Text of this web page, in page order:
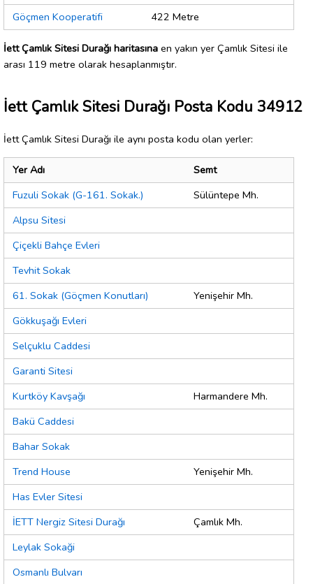
Göçmen Kooperatifi
422 Metre
İett Çamlık Sitesi Durağı haritasına en yakın yer Çamlık Sitesi ile
arası 119 metre olarak hesaplanmıştır.
İett Çamlık Sitesi Durağı Posta Kodu 34912
İett Çamlık Sitesi Durağı ile aynı posta kodu olan yerler:
Yer Adı
Semt
Fuzuli Sokak (G-161. Sokak.)
Sülüntepe Mh.
Alpsu Sitesi
Çiçekli Bahçe Evleri
Tevhit Sokak
61. Sokak (Göçmen Konutları)
Yenişehir Mh.
Gökkuşağı Evleri
Selçuklu Caddesi
Garanti Sitesi
Kurtköy Kavşağı
Harmandere Mh.
Bakü Caddesi
Bahar Sokak
Trend House
Yenişehir Mh.
Has Evler Sitesi
İETT Nergiz Sitesi Durağı
Çamlık Mh.
Leylak Sokaği
Osmanlı Bulvarı